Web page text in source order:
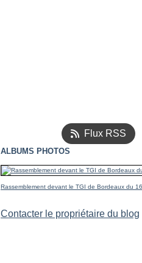
Flux RSS
ALBUMS PHOTOS
Rassemblement devant le TGI de Bordeaux du
Contacter le propriétaire du blog